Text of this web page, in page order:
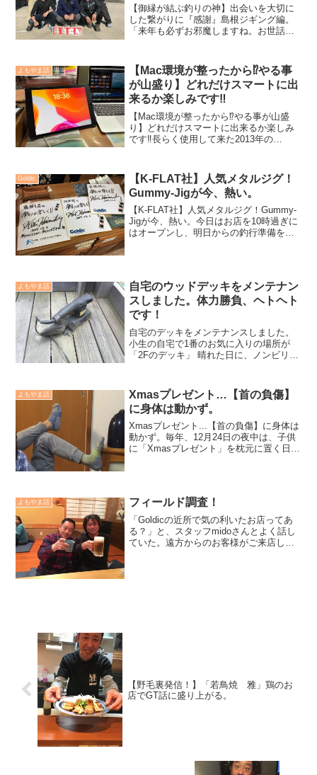
【御縁が結ぶ釣りの神】出会いを大切に
した繋がりに『感謝』島根ジギング編。
「来年も必ずお邪魔しますね。お世話に
2018年4月18日に伝え、それから365日経
過して2019年...
よもやま話
【Mac環境が整ったから⁉️やる事
が山盛り】どれだけスマートに出
来るか楽しみです‼️
【Mac環境が整ったから⁉️やる事が山盛
り】どれだけスマートに出来るか楽しみ
です‼️長らく使用して来た2013年の
が《High Sierra》...
Goldic
【K-FLAT社】人気メタルジグ！
Gummy-Jigが今、熱い。
【K-FLAT社】人気メタルジグ！Gummy-
Jigが今、熱い。今日はお店を10時過ぎに
はオープンし、明日からの釣行準備をし
ども...
よもやま話
自宅のウッドデッキをメンテナン
スしました。体力勝負、ヘトヘト
です！
自宅のデッキをメンテナンスしました。
小生の自宅で1番のお気に入りの場所が
「2Fのデッキ」 晴れた日に、ノンビリ読
こ。仲間と七輪でワイワイやるのも良
し！と、とにかく大好き...
よもやま話
Xmasプレゼント…【首の負傷】
に身体は動かず。
Xmasプレゼント...【首の負傷】に身体は
動かず。毎年、12月24日の夜中は、子供
に「Xmasプレゼント」を枕元に置く日。
よもやま話 フィールド調査！
「Goldicの近所で気の利いたお店ってあ
る？」と、スタッフmidoさんとよく話し
ていた。遠方からのお客様がご来店して
【野毛裏発信！】「若鳥焼 雅」鶏のお
店でGT話に盛り上がる。